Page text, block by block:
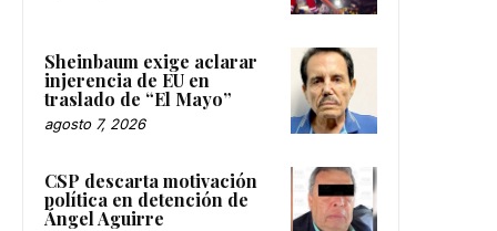
Sheinbaum exige aclarar
injerencia de EU en
traslado de “El Mayo”
agosto 7, 2026
CSP descarta motivación
política en detención de
Ángel Aguirre